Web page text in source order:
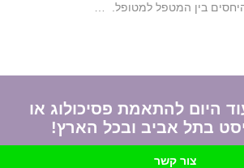
בין המטפל למטופל. …
היום להתאמת פסיכולוג או
בתל אביב ובכל הארץ!
צור קשר